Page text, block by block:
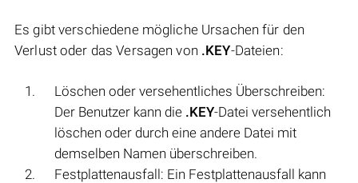
Es gibt verschiedene mögliche Ursachen für den
Verlust oder das Versagen von .KEY-Dateien:
Löschen oder versehentliches Überschreiben:
Der Benutzer kann die .KEY-Datei versehentlich
löschen oder durch eine andere Datei mit
demselben Namen überschreiben.
Festplattenausfall: Ein Festplattenausfall kann